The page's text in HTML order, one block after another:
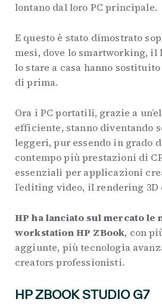
lontano dal loro PC principale.
E questo è stato dimostrato
mesi, dove lo smartworking, il
lo stare a casa hanno
di prima.
Ora i PC portatili, grazie a
efficiente, stanno diventando
leggeri, pur essendo in grado
contempo più prestazioni di
essenziali per applicazioni
l’editing video, il rendering 3D
HP ha lanciato sul mercato le
workstation HP ZBook, con
aggiunte, più tecnologia
creators professionisti.
HP ZBOOK STUDIO G7